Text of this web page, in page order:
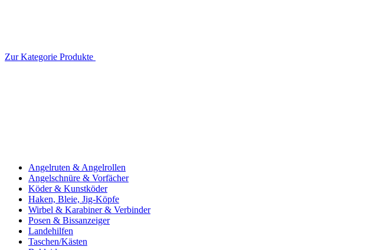
Zur Kategorie Produkte
Angelruten & Angelrollen
Angelschnüre & Vorfächer
Köder & Kunstköder
Haken, Bleie, Jig-Köpfe
Wirbel & Karabiner & Verbinder
Posen & Bissanzeiger
Landehilfen
Taschen/Kästen